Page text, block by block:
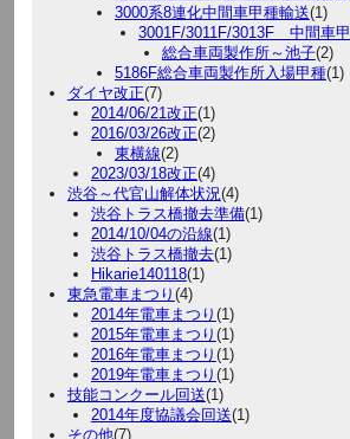
3000系8連化中間車甲種輸送(1)
3001F/3011F/3013F 中間車
総合車両製作所～池子(2)
5186F総合車両製作所入場甲種(1)
ダイヤ改正(7)
2014/06/21改正(1)
2016/03/26改正(2)
東横線(2)
2023/03/18改正(4)
渋谷～代官山解体状況(4)
渋谷トラス橋撤去準備(1)
2014/10/04の沿線(1)
渋谷トラス橋撤去(1)
Hikarie140118(1)
東急電車まつり (4)
2014年電車まつり (1)
2015年電車まつり (1)
2016年電車まつり (1)
2019年電車まつり (1)
技能コンクール回送(1)
2014年度協議会回送(1)
その他(7)